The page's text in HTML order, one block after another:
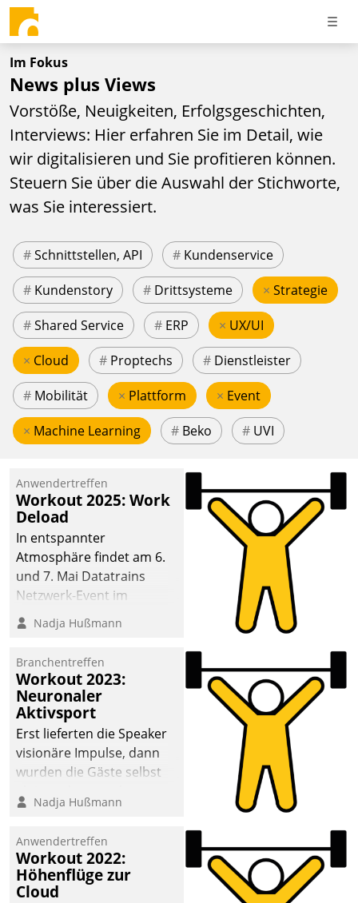
Im Fokus
News plus Views
Vorstöße, Neuigkeiten, Erfolgsgeschichten,
Interviews: Hier erfahren Sie im Detail, wie
wir digitalisieren und Sie profitieren können.
Steuern Sie über die Auswahl der Stichworte,
was Sie interessiert.
#Schnittstellen, API # Kundenservice
# Kundenstory # Drittsysteme × Strategie
#Shared Service # ERP × UX/UI
× Cloud # Proptechs # Dienstleister
# Mobilität × Plattform × Event
× Machine Learning # Beko # UVI
Anwendertreffen
Workout 2025: Work
Deload
In entspannter
Atmosphäre findet am 6.
und 7. Mai Datatrains
Netzwerk-Event im
Kunden- und Partnerkreis
statt. Zentrale Frage: Wie
Mammutprojekte
meistern und Workloads
wuppen – bei zunehmend
anspruchsvollen
Aufgaben und
abnehmendem
Nadja Hußmann
Branchentreffen
Workout 2023:
Neuronaler
Aktivsport
Erst lieferten die Speaker
visionäre Impulse, dann
wurden die Gäste selbst
methodisch
Quartier. Dazwischen
zeigte Datatrain, was es
Neues zu bieten hat.
Nadja Hußmann
Anwendertreffen
Workout 2022:
Höhenflüge zur
Cloud